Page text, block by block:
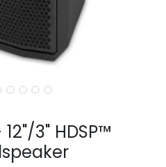
3" HDSP™